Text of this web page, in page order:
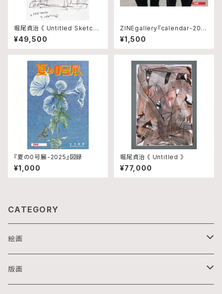
堀尾貞治 《 Untitled Sketch
4 》
¥49,500
ZINEgallery『calendar-202
6』修正版
¥1,500
『夏の0号展-2025』図録
¥1,000
堀尾貞治 《 Untitled 》
¥77,000
CATEGORY
絵画
油画
版画